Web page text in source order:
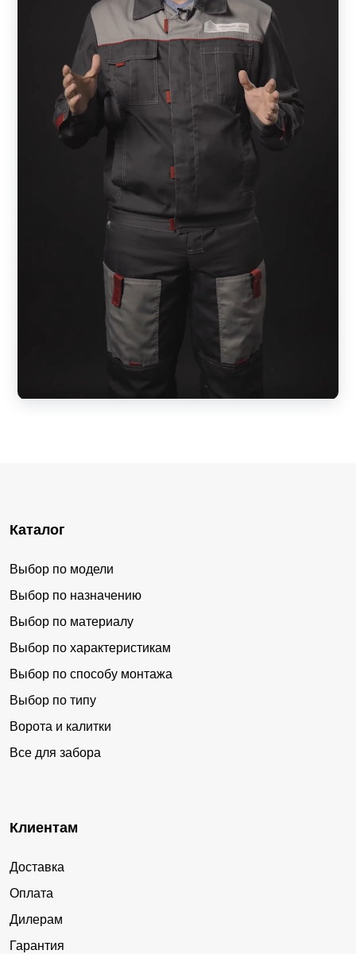
Каталог
Выбор по модели
Выбор по назначению
Выбор по материалу
Выбор по характеристикам
Выбор по способу монтажа
Выбор по типу
Ворота и калитки
Все для забора
Клиентам
Доставка
Оплата
Дилерам
Гарантия